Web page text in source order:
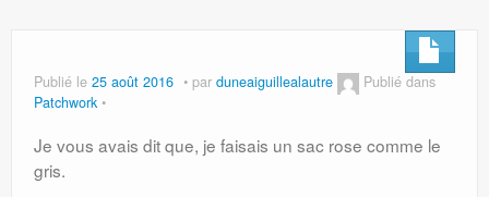
Publié le 25 août 2016 par duneaiguillealautre
Publié dans
Patchwork
Je vous avais dit que, je faisais un sac rose comme le
gris.